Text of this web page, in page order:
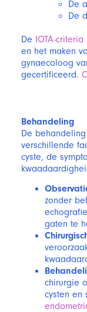
De
De
De IOTA-criteria
en het maken
gynaecoloog
gecertificeerd.
Behandeling
De
verschillende
cyste, de
zonder
gaten te
chirurgie
cysten en